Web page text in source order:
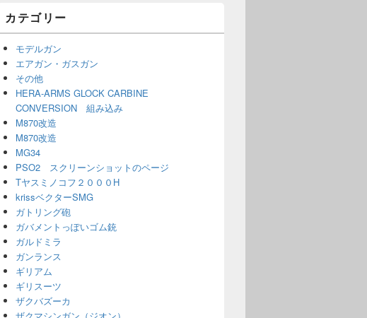
カテゴリー
モデルガン
エアガン・ガスガン
その他
HERA-ARMS GLOCK CARBINE
CONVERSION 組み込み
M870改造
M870改造
MG34
PSO2 スクリーンショットのページ
Tヤスミノコフ２０００H
krissベクターSMG
ガトリング砲
ガバメントっぽいゴム銃
ガルドミラ
ガンランス
ギリアム
ギリスーツ
ザクバズーカ